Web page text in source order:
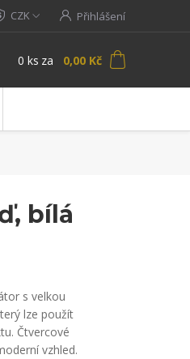
CZK Přihlášení
0 ks za 0,00 Kč
bílá
s velkou
lze použít
Čtvercové
vzhled.